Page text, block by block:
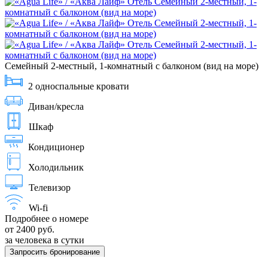
Семейный 2-местный, 1-комнатный с балконом (вид на море)
2 односпальные кровати
Диван/кресла
Шкаф
Кондиционер
Холодильник
Телевизор
Wi-fi
Подробнее о номере
от 2400 руб.
за человека в сутки
Запросить бронирование